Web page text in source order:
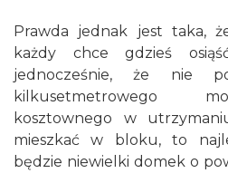
Prawda jednak jest taka,
każdy chce gdzieś
jednocześnie, że nie
kilkusetmetrowego
kosztownego w
mieszkać w bloku, to
będzie niewielki domek o